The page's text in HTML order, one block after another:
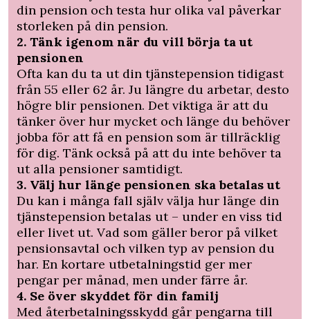
din pension och testa hur olika val påverkar
storleken på din pension.
2. Tänk igenom när du vill börja ta ut
pensionen
Ofta kan du ta ut din tjänstepension tidigast
från 55 eller 62 år. Ju längre du arbetar, desto
högre blir pensionen. Det viktiga är att du
tänker över hur mycket och länge du behöver
jobba för att få en pension som är tillräcklig
för dig. Tänk också på att du inte behöver ta
ut alla pensioner samtidigt.
3. Välj hur länge pensionen ska betalas ut
Du kan i många fall själv välja hur länge din
tjänstepension betalas ut – under en viss tid
eller livet ut. Vad som gäller beror på vilket
pensionsavtal och vilken typ av pension du
har. En kortare utbetalningstid ger mer
pengar per månad, men under färre år.
4. Se över skyddet för din familj
Med återbetalningsskydd går pengarna till